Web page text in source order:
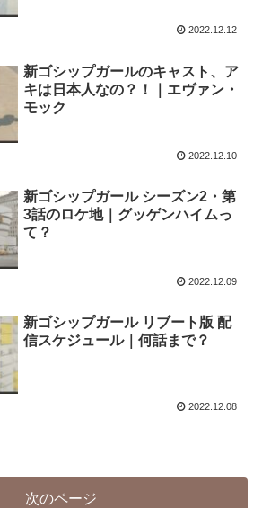
2022.12.12
新ゴシップガールのキャスト、ア
キは日本人なの？！｜エヴァン・
モック
2022.12.10
新ゴシップガール シーズン2・第
3話のロケ地｜グッゲンハイムっ
て？
2022.12.09
新ゴシップガール リブート版 配
信スケジュール｜何話まで？
2022.12.08
次のページ